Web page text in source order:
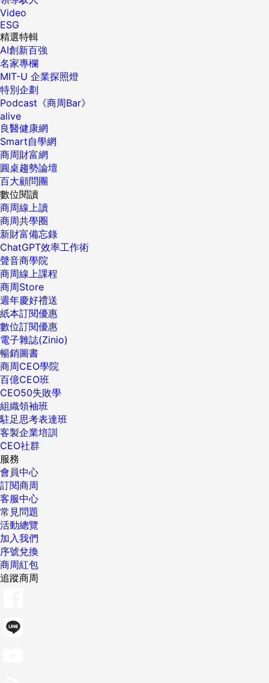
Video
ESG
精選特輯
AI創新百強
名家專欄
MIT-U 企業探照燈
特別企劃
Podcast《商周Bar》
alive
良醫健康網
Smart自學網
商周財富網
圓桌趨勢論壇
百大顧問團
數位閱讀
商周線上讀
商周共學圈
新財富備忘錄
ChatGPT效率工作術
聲音商學院
商周線上課程
商周Store
週年慶好禮送
紙本訂閱優惠
數位訂閱優惠
電子雜誌(Zinio)
暢銷圖書
商周CEO學院
百億CEO班
CEO50失敗學
組織領袖班
駐足思考表達班
客製企業培訓
CEO社群
服務
會員中心
訂閱商周
客服中心
常見問題
活動總覽
加入我們
序號兌換
商周紅包
追蹤商周